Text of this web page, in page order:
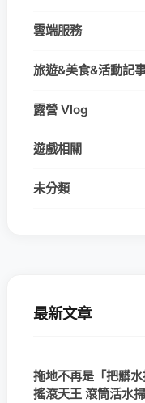
雲端服務
旅遊&美食&活動記
露營 Vlog
遊戲相關
未分類
最新文章
拖地不再是「把髒
搖滾天王 滾筒活水